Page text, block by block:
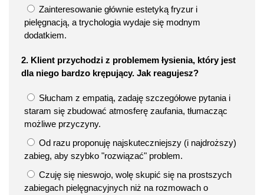
Zainteresowanie głównie estetyką fryzur i
pielęgnacją, a trychologia wydaje się modnym
dodatkiem.
2. Klient przychodzi z problemem łysienia, który jest
dla niego bardzo krępujący. Jak reagujesz?
Słucham z empatią, zadaję szczegółowe pytania i
staram się zbudować atmosferę zaufania, tłumacząc
możliwe przyczyny.
Od razu proponuję najskuteczniejszy (i najdroższy)
zabieg, aby szybko "rozwiązać" problem.
Czuję się nieswojo, wolę skupić się na prostszych
zabiegach pielęgnacyjnych niż na rozmowach o